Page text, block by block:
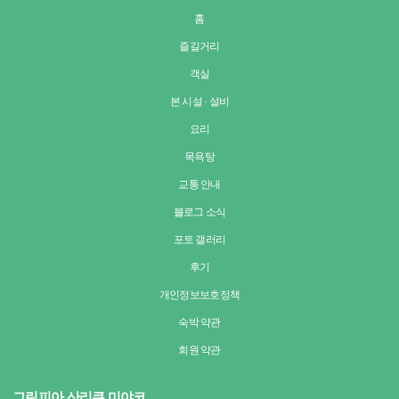
홈
즐길거리
객실
본 시설 · 설비
요리
목욕탕
교통 안내
블로그 소식
포토 갤러리
후기
개인정보보호정책
숙박 약관
회원 약관